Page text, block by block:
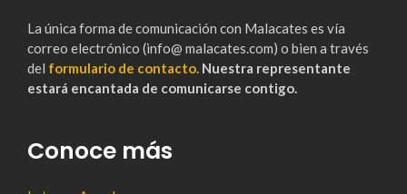
La única forma de comunicación con Malacates es vía
correo electrónico (info@ malacates.com) o bien a través
del formulario de contacto. Nuestra representante
estará encantada de comunicarse contigo.
Conoce más